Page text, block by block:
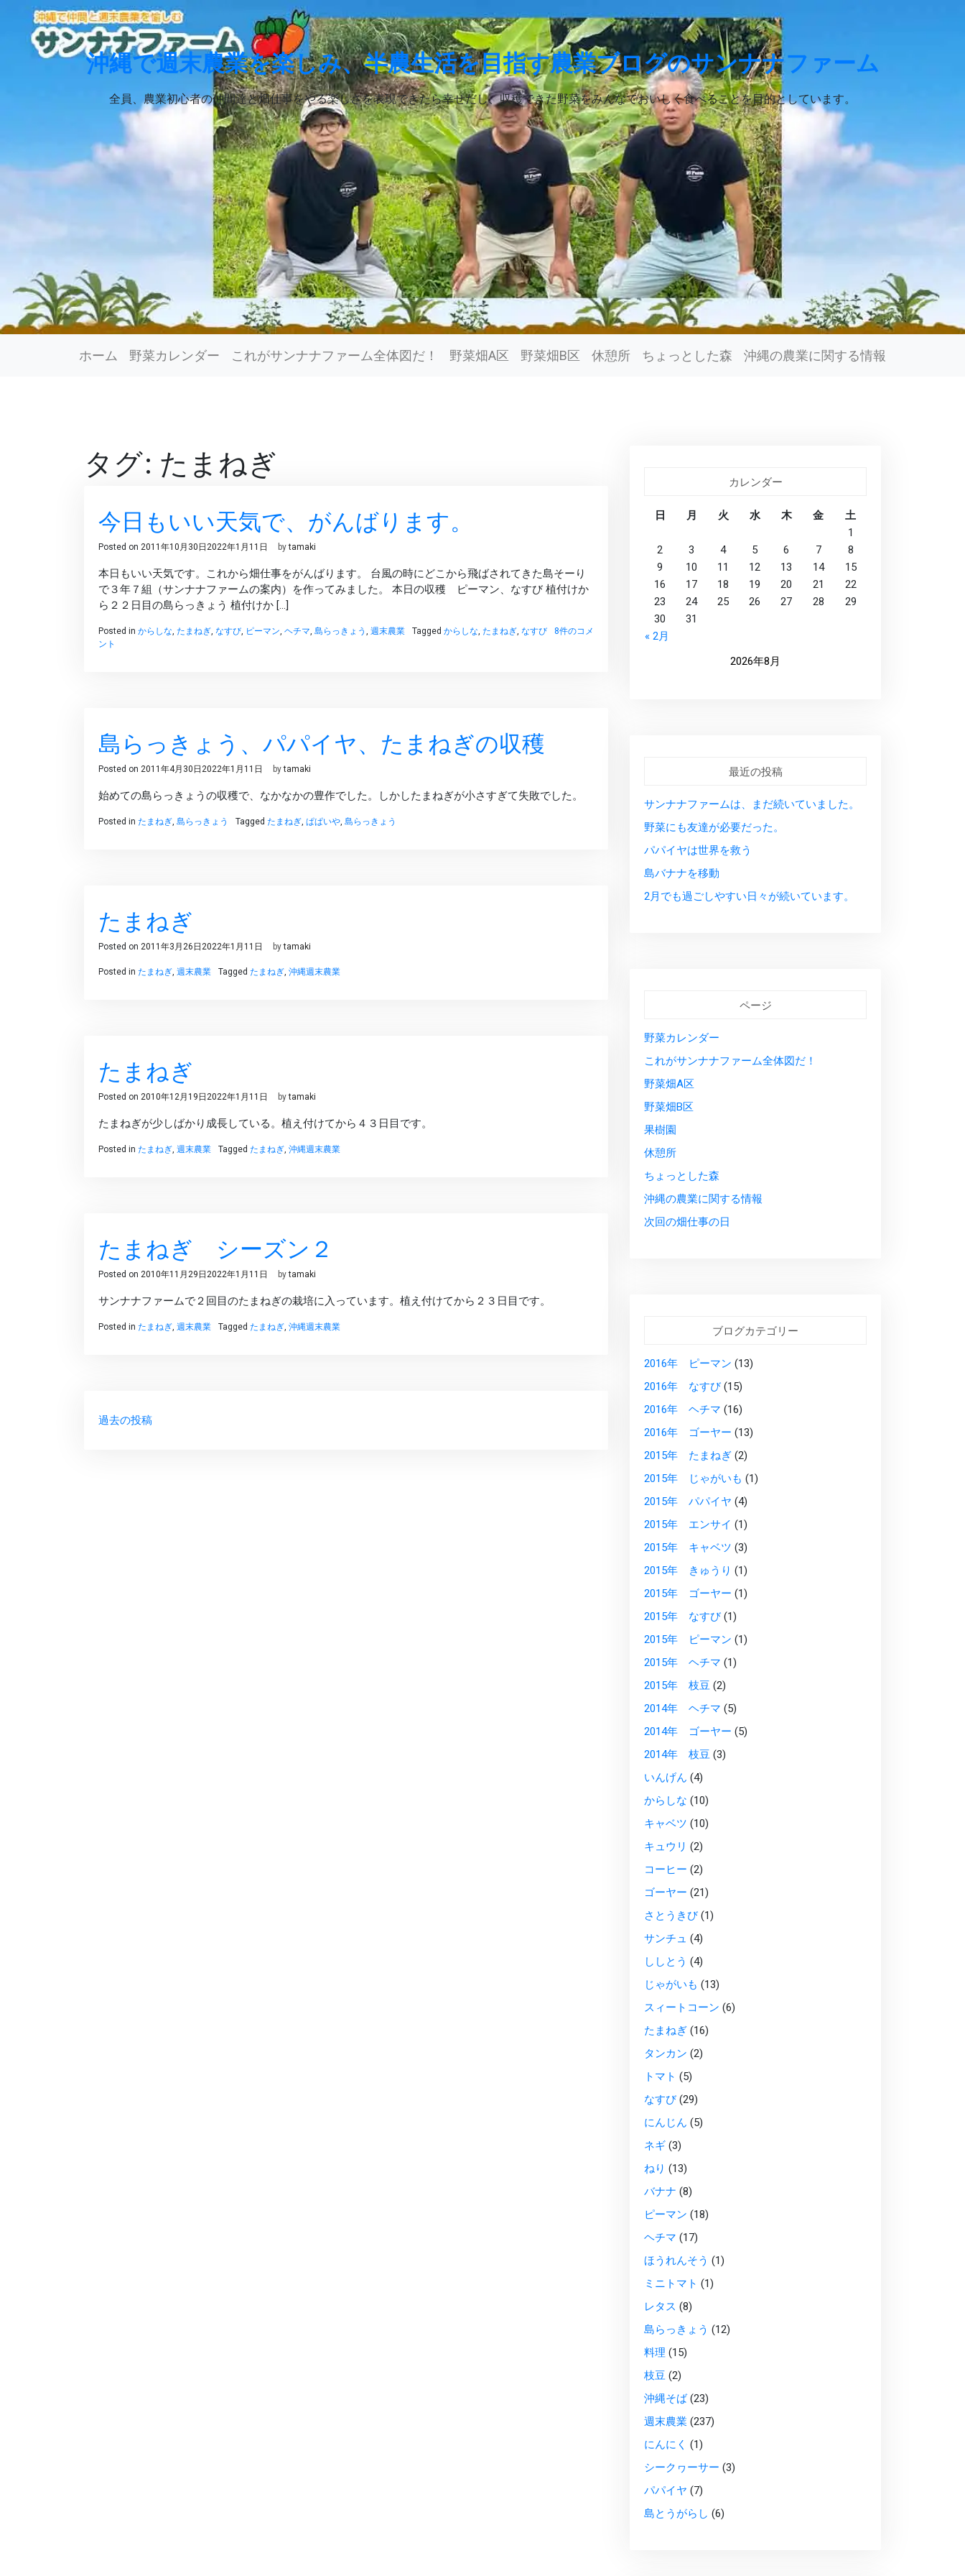
content
沖縄で週末農業を楽しみ、半農生活を目指す農業ブログのサンナナファーム
全員、農業初心者の仲間達と畑仕事をやる楽しさを表現できたら幸せだし、収穫できた野菜をみんなでおいしく食べることを目的としています。
ホーム 野菜カレンダー これがサンナナファーム全体図だ！ 野菜畑A区 野菜畑B区 休憩所 ちょっとした森 沖縄の農業に関する情報
タグ: たまねぎ
今日もいい天気で、がんばります。
Posted on 2011年10月30日 2022年1月11日 bytamaki
本日もいい天気です。これから畑仕事をがんばります。 台風の時にどこから飛ばされてきた島そーり
で３年７組（サンナナファームの案内）を作ってみました。 本日の収穫 ピーマン、なすび 植付けか
ら２２日目の島らっきょう 植付けか […]
Posted in からしな たまねぎ なすび ピーマン ヘチマ 島らっきょう 週末農業 Tagged からしな たまねぎ なすび
今
す。
8件のコメ
ント
島らっきょう、パパイヤ、たまねぎの収穫
Posted on 2011年4月30日 2022年1月11日 bytamaki
始めての島らっきょうの収穫で、なかなかの豊作でした。しかしたまねぎが小さすぎて失敗でした。
Posted in たまねぎ 島らっきょう Tagged たまねぎ ぱぱいや 島らっきょう
たまねぎ
Posted on 2011年3月26日 2022年1月11日 bytamaki
Posted in たまねぎ 週末農業 Tagged たまねぎ 沖縄週末農業
たまねぎ
Posted on 2010年12月19日 2022年1月11日 bytamaki
たまねぎが少しばかり成長している。植え付けてから４３日目です。
Posted in たまねぎ 週末農業 Tagged たまねぎ 沖縄週末農業
たまねぎ シーズン２
Posted on 2010年11月29日 2022年1月11日 bytamaki
サンナナファームで２回目のたまねぎの栽培に入っています。植え付けてから２３日目です。
Posted in たまねぎ 週末農業 Tagged たまねぎ 沖縄週末農業
稿
過去の投稿
カレンダー
2026年8月
日 月 火 水 木 金 土
« 2月
1
2
3 4 5 6 7
8
9
10 11 12 13 14
15
16
17 18 19 20 21
22
23
24 25 26 27 28
29
30
31
最近の投稿
サンナナファームは、まだ続いていました。
野菜にも友達が必要だった。
パパイヤは世界を救う
島バナナを移動
2月でも過ごしやすい日々が続いています。
ページ
野菜カレンダー
これがサンナナファーム全体図だ！
野菜畑A区
野菜畑B区
果樹園
休憩所
ちょっとした森
沖縄の農業に関する情報
次回の畑仕事の日
ブログカテゴリー
2016年 ピーマン (13)
2016年 なすび(15)
2016年 ヘチマ (16)
2016年 ゴーヤー (13)
2015年 たまねぎ (2)
2015年 じゃがいも (1)
2015年 パパイヤ (4)
2015年 エンサイ (1)
2015年 キャベツ (3)
2015年 きゅうり (1)
2015年 ゴーヤー (1)
2015年 なすび(1)
2015年 ピーマン (1)
2015年 ヘチマ (1)
2015年 枝豆 (2)
2014年 ヘチマ (5)
2014年 ゴーヤー (5)
2014年 枝豆 (3)
いんげん (4)
からしな (10)
キャベツ (10)
キュウリ (2)
コーヒー (2)
ゴーヤー (21)
さとうきび(1)
サンチュ (4)
ししとう (4)
じゃがいも (13)
スィートコーン (6)
たまねぎ (16)
タンカン (2)
トマト (5)
なすび(29)
にんじん (5)
ネギ (3)
ねり (13)
バナナ (8)
ピーマン (18)
ヘチマ (17)
ほうれんそう (1)
ミニトマト (1)
レタス (8)
島らっきょう (12)
料理 (15)
枝豆 (2)
沖縄そば(23)
週末農業 (237)
にんにく (1)
シークヮーサー (3)
パパイヤ (7)
島とうがらし (6)